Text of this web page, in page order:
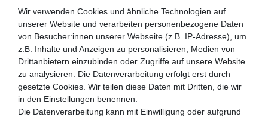
ZAHLUNGSMETHODEN
WIR VERSENDEN MIT
QUALITÄTSVERSPRECHEN
Wir verwenden Cookies und ähnliche Technologien auf
unserer Website und verarbeiten personenbezogene Daten
von Besucher:innen unserer Webseite (z.B. IP-Adresse), um
z.B. Inhalte und Anzeigen zu personalisieren, Medien von
Drittanbietern einzubinden oder Zugriffe auf unsere Website
zu analysieren. Die Datenverarbeitung erfolgt erst durch
gesetzte Cookies. Wir teilen diese Daten mit Dritten, die wir
in den Einstellungen benennen.
Die Datenverarbeitung kann mit Einwilligung oder aufgrund